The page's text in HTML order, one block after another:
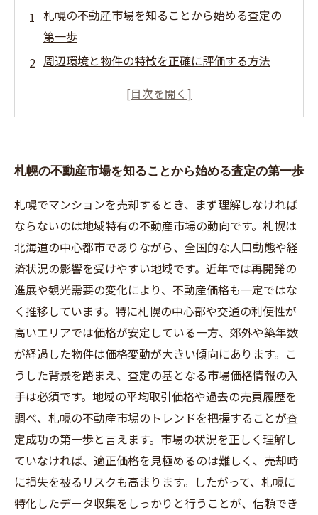
札幌の不動産市場を知ることから始める査定の
第一歩
周辺環境と物件の特徴を正確に評価する方法
複数社の査定を比較して最適価格を見極める
札幌の不動産市場を知ることから始める査定の第一歩
札幌でマンションを売却するとき、まず理解しなければ
ならないのは地域特有の不動産市場の動向です。札幌は
北海道の中心都市でありながら、全国的な人口動態や経
済状況の影響を受けやすい地域です。近年では再開発の
進展や観光需要の変化により、不動産価格も一定ではな
く推移しています。特に札幌の中心部や交通の利便性が
高いエリアでは価格が安定している一方、郊外や築年数
が経過した物件は価格変動が大きい傾向にあります。こ
うした背景を踏まえ、査定の基となる市場価格情報の入
手は必須です。地域の平均取引価格や過去の売買履歴を
調べ、札幌の不動産市場のトレンドを把握することが査
定成功の第一歩と言えます。市場の状況を正しく理解し
ていなければ、適正価格を見極めるのは難しく、売却時
に損失を被るリスクも高まります。したがって、札幌に
特化したデータ収集をしっかりと行うことが、信頼でき